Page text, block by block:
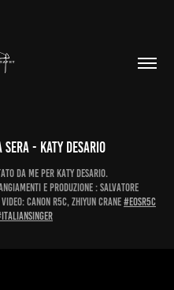
- Katy Desario
da me per Katy Desario.
e produzione : Salvatore
Canon R5c, Zhiyun crane #eosr5c